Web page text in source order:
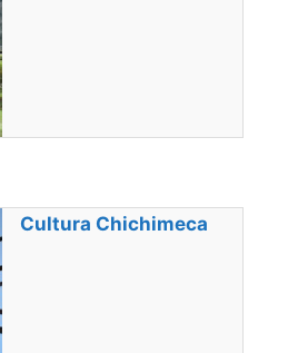
Cultura Chichimeca